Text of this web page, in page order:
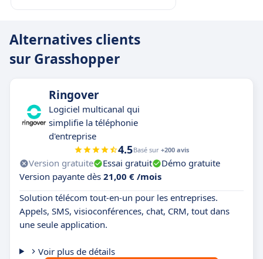
Alternatives clients
sur Grasshopper
Ringover
Logiciel multicanal qui
simplifie la téléphonie
d'entreprise
4.5Basé sur +200 avis
Version gratuite Essai gratuit
Démo gratuite
Version payante dès 21,00 € /mois
Solution télécom tout-en-un pour les entreprises.
Appels, SMS, visioconférences, chat, CRM, tout dans
une seule application.
Voir plus de détails